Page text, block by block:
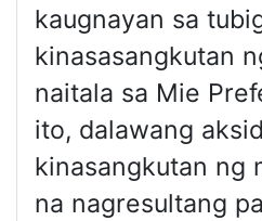
kaugnayan sa
kinasasangkutan
naitala sa Mie
ito, dalawang
kinasangkutan ng
na nagresultang